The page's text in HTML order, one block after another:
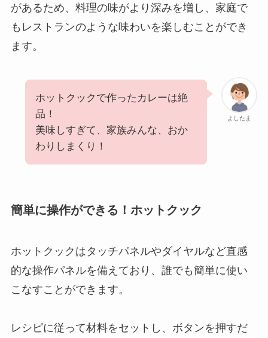
があるため、料理の味がより深みを増し、家庭で
もレストランのような味わいを楽しむことができ
ます。
よしたま
ホットクックで作ったカレーは絶
品！
美味しすぎて、家族みんな、おか
わりしまくり！
簡単に操作ができる！ホットクック
ホットクックはタッチパネルやダイヤルなど直感
的な操作パネルを備えており、誰でも簡単に使い
こなすことができます。
レシピに従って材料をセットし、ボタンを押すだ